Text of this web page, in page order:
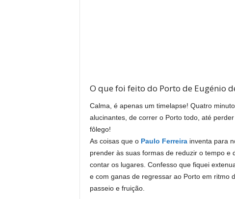
O que foi feito do Porto de Eugénio
Calma, é apenas um timelapse! Quatro
alucinantes, de correr o Porto todo, até
fôlego!
As coisas que o Paulo Ferreirainventa para
prender às suas formas de reduzir o tempo e
contar os lugares. Confesso que fiquei
e com ganas de regressar ao Porto em ritmo
passeio e fruição.